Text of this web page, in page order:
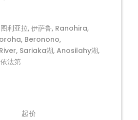
利亚拉, 伊萨鲁, Ranohira,
Beronono,
Sariaka湖, Anosilahy湖,
法第
起价